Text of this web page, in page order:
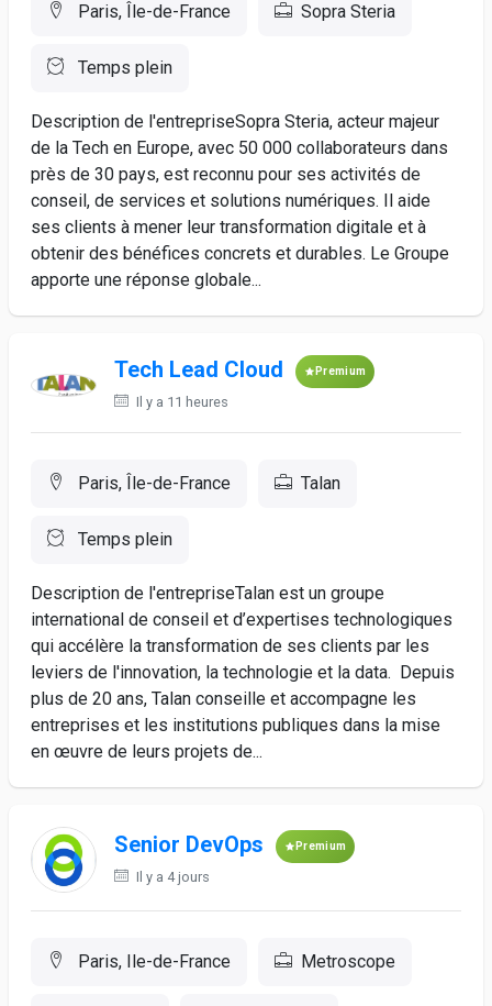
Paris, Île-de-France Sopra Steria
Temps plein
Description de l'entrepriseSopra Steria, acteur majeur
de la Tech en Europe, avec 50 000 collaborateurs dans
près de 30 pays, est reconnu pour ses activités de
conseil, de services et solutions numériques. Il aide
ses clients à mener leur transformation digitale et à
obtenir des bénéfices concrets et durables. Le Groupe
apporte une réponse globale...
Tech Lead Cloud Premium
Il y a 11 heures
Paris, Île-de-France Talan
Temps plein
Description de l'entrepriseTalan est un groupe
international de conseil et d’expertises technologiques
qui accélère la transformation de ses clients par les
leviers de l'innovation, la technologie et la data. Depuis
plus de 20 ans, Talan conseille et accompagne les
entreprises et les institutions publiques dans la mise
en œuvre de leurs projets de...
Senior DevOps Premium
Il y a 4 jours
Paris, Ile-de-France Metroscope